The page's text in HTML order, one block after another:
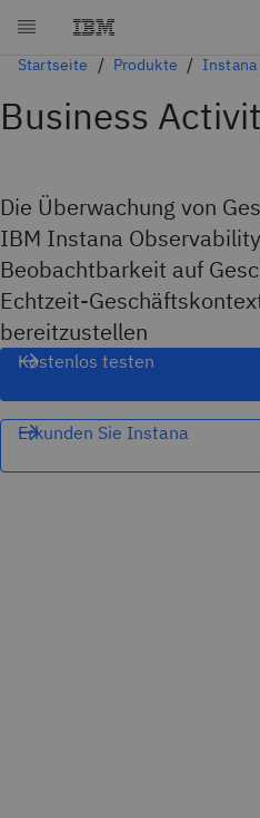
Startseite Produkte Instana
Business
Die Überwachung von
IBM Instana
Beobachtbarkeit auf
Echtzeit-
bereitzustellen
Kostenlos testen
Erkunden Sie Instana